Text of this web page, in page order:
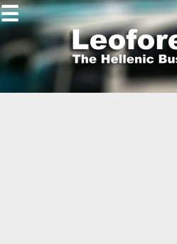
Gallery
☰